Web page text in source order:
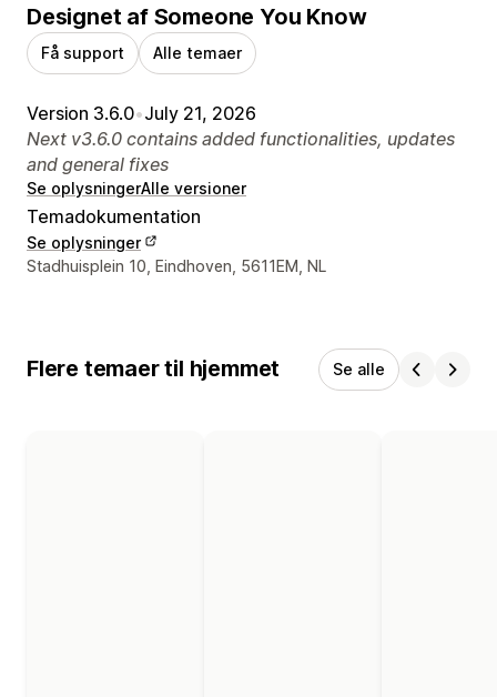
Designet af Someone You Know
Få support Alle temaer
Version 3.6.0•July 21, 2026
Next v3.6.0 contains added functionalities, updates
and general fixes
Se oplysningerAlle versioner
Temadokumentation
Se oplysninger
Se kontaktoplysninger
Stadhuisplein 10, Eindhoven, 5611EM, NL
Flere temaer til hjemmet Se alle